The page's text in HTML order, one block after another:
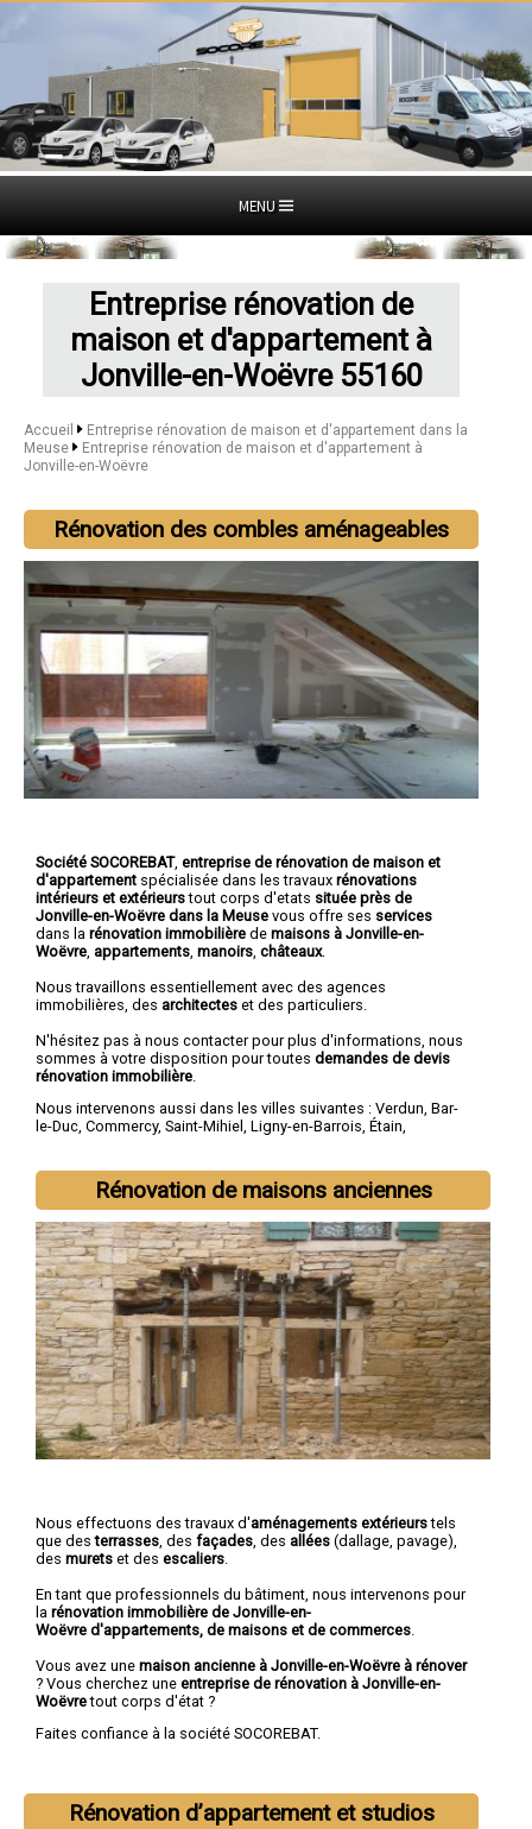
MENU
Entreprise rénovation de
maison et d'appartement à
Jonville-en-Woëvre 55160
Accueil
Entreprise rénovation de maison et d'appartement dans la
Meuse
Entreprise rénovation de maison et d'appartement à
Jonville-en-Woëvre
Rénovation des combles aménageables
Société SOCOREBAT, entreprise de rénovation de maison et
d'appartement spécialisée dans les travaux rénovations
intérieurs et extérieurstout corps d'etats située près de
Jonville-en-Woëvre dans la Meuse vous offre ses services
dans la rénovation immobilière de maisons à Jonville-en-
Woëvre appartements manoirs châteaux.
Nous travaillons essentiellement avec des agences
immobilières, des architectes et des particuliers.
N'hésitez pas à nous contacter pour plus d'informations, nous
sommes à votre disposition pour toutes demandes de devis
rénovation immobilière
Nous intervenons aussi dans les villes suivantes : Verdun, Bar-
le-Duc, Commercy, Saint-Mihiel , Ligny-en-Barrois, Étain,
Rénovation de maisons anciennes
Nous effectuons des travaux d'aménagements extérieurstels
que desterrasses , des façades , des allées (dallage, pavage),
des murets et des escaliers
En tant que professionnels du bâtiment, nous intervenons pour
la rénovation immobilière de Jonville-en-
Woëvre d'appartements, de maisons et de commerces
Vous avez une maison ancienne à Jonville-en-Woëvre à rénover
? Vous cherchez une entreprise de rénovation à Jonville-en-
Woëvretout corps d'état ?
Faites confiance à la société SOCOREBAT.
Rénovation d’appartement et studios